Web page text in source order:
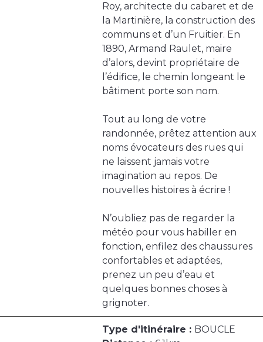
Roy, architecte du cabaret et de
la Martinière, la construction des
communs et d’un Fruitier. En
1890, Armand Raulet, maire
d’alors, devint propriétaire de
l’édifice, le chemin longeant le
bâtiment porte son nom.
Tout au long de votre
randonnée, prêtez attention aux
noms évocateurs des rues qui
ne laissent jamais votre
imagination au repos. De
nouvelles histoires à écrire !
N’oubliez pas de regarder la
météo pour vous habiller en
fonction, enfilez des chaussures
confortables et adaptées,
prenez un peu d’eau et
quelques bonnes choses à
grignoter.
Type d'itinéraire : BOUCLE